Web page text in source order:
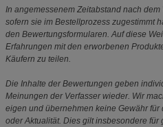
In angemessenem Zeitabstand nach
sofern sie im Bestellprozess zugestimmt
den Bewertungsformularen. Auf diese
Erfahrungen mit den erworbenen
Käufern zu teilen.
Die Inhalte der Bewertungen geben
Meinungen der Verfasser wieder. Wir
eigen und übernehmen keine Gewähr
oder Aktualität. Dies gilt insbesondere